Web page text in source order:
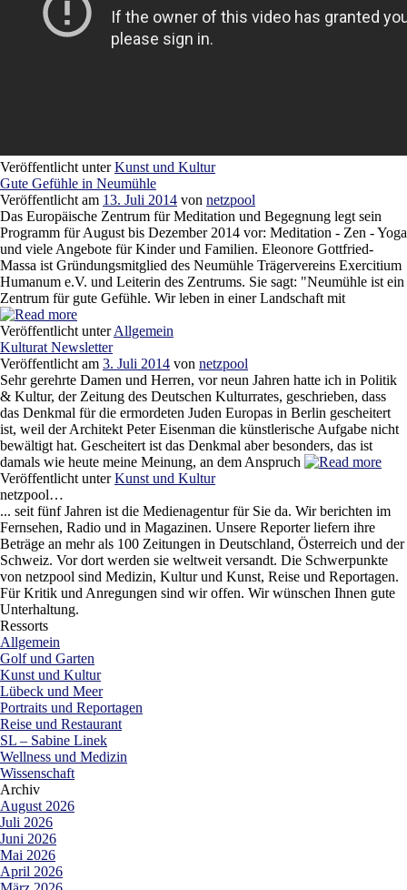
Veröffentlicht unter Kunst und Kultur
Gute Gefühle in Neumühle
Veröffentlicht am 13. Juli 2014 von netzpool
Das Europäische Zentrum für Meditation und Begegnung legt sein
Programm für August bis Dezember 2014 vor: Meditation - Zen - Yoga
und viele Angebote für Kinder und Familien. Eleonore Gottfried-
Massa ist Gründungsmitglied des Neumühle Trägervereins Exercitium
Humanum e.V. und Leiterin des Zentrums. Sie sagt: "Neumühle ist ein
Zentrum für gute Gefühle. Wir leben in einer Landschaft mit
Veröffentlicht unter Allgemein
Kulturat Newsletter
Veröffentlicht am 3. Juli 2014 von netzpool
Sehr gerehrte Damen und Herren, vor neun Jahren hatte ich in Politik
& Kultur, der Zeitung des Deutschen Kulturrates, geschrieben, dass
das Denkmal für die ermordeten Juden Europas in Berlin gescheitert
ist, weil der Architekt Peter Eisenman die künstlerische Aufgabe nicht
bewältigt hat. Gescheitert ist das Denkmal aber besonders, das ist
damals wie heute meine Meinung, an dem Anspruch
Veröffentlicht unter Kunst und Kultur
netzpool…
... seit fünf Jahren ist die Medienagentur für Sie da. Wir berichten im
Fernsehen, Radio und in Magazinen. Unsere Reporter liefern ihre
Beträge an mehr als 100 Zeitungen in Deutschland, Österreich und der
Schweiz. Vor dort werden sie weltweit versandt. Die Schwerpunkte
von netzpool sind Medizin, Kultur und Kunst, Reise und Reportagen.
Für Kritik und Anregungen sind wir offen. Wir wünschen Ihnen gute
Unterhaltung.
Ressorts
Allgemein
Golf und Garten
Kunst und Kultur
Lübeck und Meer
Portraits und Reportagen
Reise und Restaurant
SL – Sabine Linek
Wellness und Medizin
Wissenschaft
Archiv
August 2026
Juli 2026
Juni 2026
Mai 2026
April 2026